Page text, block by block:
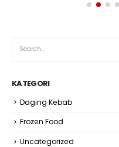
KATEGORI
Daging Kebab
Frozen Food
Uncategorized